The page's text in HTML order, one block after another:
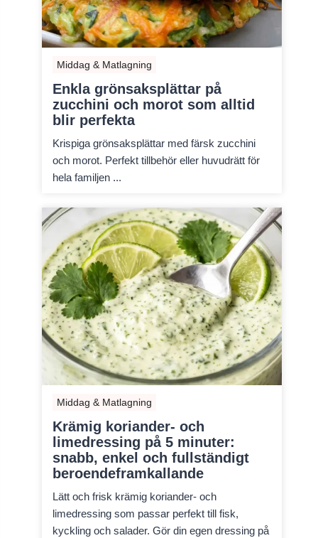
Middag & Matlagning
Enkla grönsaksplättar på
zucchini och morot som alltid
blir perfekta
Krispiga grönsaksplättar med färsk zucchini
och morot. Perfekt tillbehör eller huvudrätt för
hela familjen ...
Middag & Matlagning
Krämig koriander- och
limedressing på 5 minuter:
snabb, enkel och fullständigt
beroendeframkallande
Lätt och frisk krämig koriander- och
limedressing som passar perfekt till fisk,
kyckling och salader. Gör din egen dressing på